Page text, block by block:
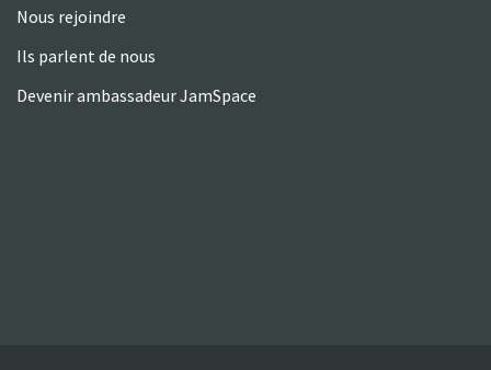
Nous rejoindre
Ils parlent de nous
Devenir ambassadeur JamSpace